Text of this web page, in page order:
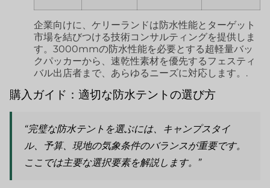
企業向けに、ケリーランドは防水性能とターゲット
市場を結びつける技術コンサルティングを提供しま
す。3000mmの防水性能を必要とする超軽量バッ
クパッカーから、速乾性素材を優先するフェスティ
バル出店者まで、あらゆるニーズに対応します。.
購入ガイド：適切な防水テントの選び方
“完璧な防水テントを選ぶには、キャンプスタイ
ル、予算、現地の気象条件のバランスが重要です。
ここでは主要な選択要素を解説します。”